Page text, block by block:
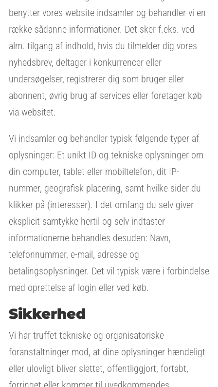
benytter vores website indsamler og behandler vi en
række sådanne informationer. Det sker f.eks. ved
alm. tilgang af indhold, hvis du tilmelder dig vores
nyhedsbrev, deltager i konkurrencer eller
undersøgelser, registrerer dig som bruger eller
abonnent, øvrig brug af services eller foretager køb
via websitet.
Vi indsamler og behandler typisk følgende typer af
oplysninger: Et unikt ID og tekniske oplysninger om
din computer, tablet eller mobiltelefon, dit IP-
nummer, geografisk placering, samt hvilke sider du
klikker på (interesser). I det omfang du selv giver
eksplicit samtykke hertil og selv indtaster
informationerne behandles desuden: Navn,
telefonnummer, e-mail, adresse og
betalingsoplysninger. Det vil typisk være i forbindelse
med oprettelse af login eller ved køb.
Sikkerhed
Vi har truffet tekniske og organisatoriske
foranstaltninger mod, at dine oplysninger hændeligt
eller ulovligt bliver slettet, offentliggjort, fortabt,